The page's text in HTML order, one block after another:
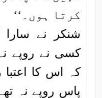
کرتا ہوں۔‘‘
شنکر نے سارا
کسی نے روپے
کہ اس کا اعتبا
پاس روپے نہ